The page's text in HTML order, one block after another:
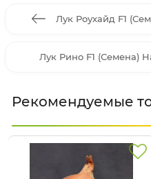
Лук Роухайд F1
Лук Рино F1 (Семена)
Рекомендуемые